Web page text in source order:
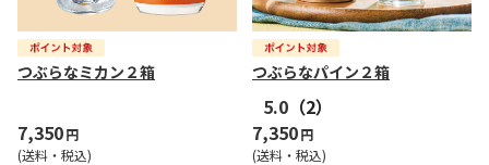
つぶらなミカン２箱
7,350円
(送料・税込)
つぶらなパイン２箱
5.0 （2）
7,350円
(送料・税込)